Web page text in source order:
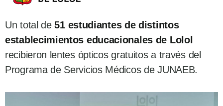
Un total de51 estudiantes de distintos
establecimientos educacionales de Lolol
recibieron lentes ópticos gratuitos a través del
Programa de Servicios Médicos de JUNAEB.